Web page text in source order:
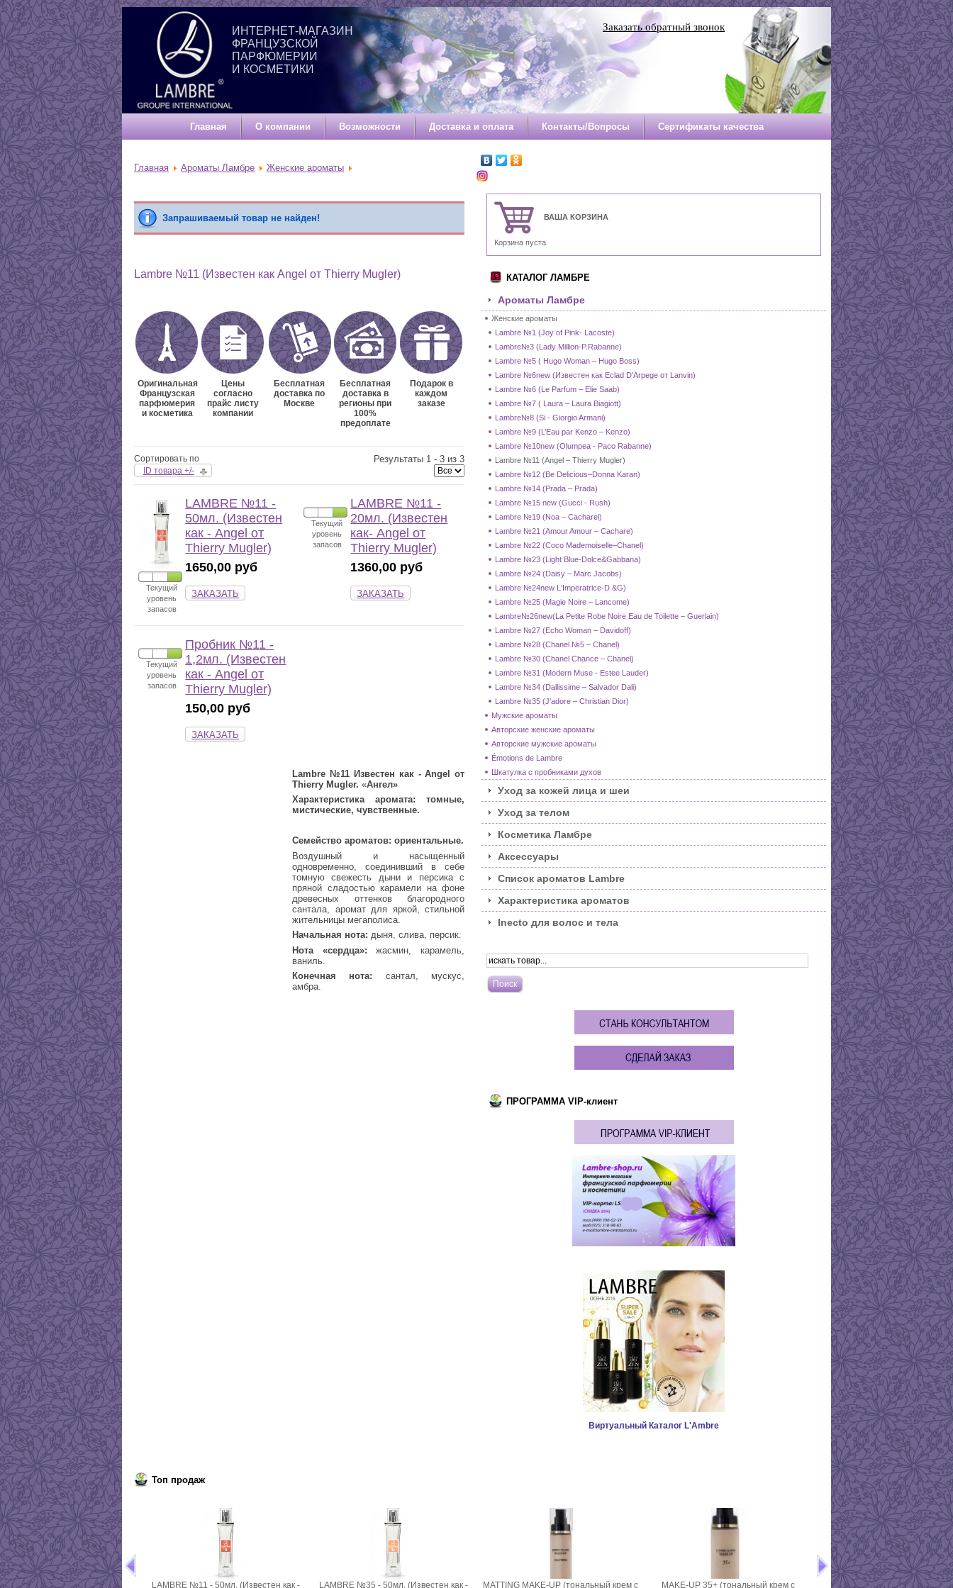
ИНТЕРНЕТ-МАГАЗИН
ФРАНЦУЗСКОЙ
ПАРФЮМЕРИИ
И КОСМЕТИКИ
Заказать обратный звонок
Главная О компании Возможности Доставка и оплата Контакты/Вопросы Сертификаты качества
Главная Ароматы Ламбре Женские ароматы
Запрашиваемый товар не найден!
Lambre №11 (Известен как Angel от Thierry Mugler)
Оригинальная
Французская
парфюмерия
и косметика
Цены
согласно
прайс листу
компании
Бесплатная
доставка по
Москве
Бесплатная
доставка в
регионы при
100%
предоплате
Подарок в
каждом
заказе
Сортировать по
ID товара +/-
Результаты 1 - 3 из 3
Текущий
уровень
запасов
LAMBRE №11 -
50мл. (Известен
как - Angel от
Thierry Mugler)
1650,00 руб
ЗАКАЗАТЬ
Текущий
уровень
запасов
LAMBRE №11 -
20мл. (Известен
как- Angel от
Thierry Mugler)
1360,00 руб
ЗАКАЗАТЬ
Текущий
уровень
запасов
Пробник №11 -
1,2мл. (Известен
как - Angel от
Thierry Mugler)
150,00 руб
ЗАКАЗАТЬ
Lambre №11 Известен как - Angel от
Thierry Mugler. «Ангел»
Характеристика аромата: томные,
мистические, чувственные.
Семейство ароматов: ориентальные.
Воздушный и насыщенный
одновременно, соединивший в себе
томную свежесть дыни и персика с
пряной сладостью карамели на фоне
древесных оттенков благородного
сантала, аромат для яркой, стильной
жительницы мегаполиса.
Начальная нота: дыня, слива, персик.
Нота «сердца»: жасмин, карамель,
ваниль.
Конечная нота: сантал, мускус,
амбра.
ВАША КОРЗИНА
Корзина пуста
КАТАЛОГ ЛАМБРЕ
Ароматы Ламбре
Женские ароматы
Lambre №1 (Joy of Pink- Lacoste)
Lambre№3 (Lady Million-P.Rabanne)
Lambre №5 ( Hugo Woman – Hugo Boss)
Lambre №6new (Известен как Eclad D'Arpege от Lanvin)
Lambre №6 (Le Parfum – Elie Saab)
Lambre №7 ( Laura – Laura Biagiott)
Lambre№8 (Si - Giorgio Armani)
Lambre №9 (L’Eau par Kenzo – Kenzo)
Lambre №10new (Olumpea - Paco Rabanne)
Lambre №11 (Angel – Thierry Mugler)
Lambre №12 (Be Delicious–Donna Karan)
Lambre №14 (Prada – Prada)
Lambre №15 new (Gucci - Rush)
Lambre №19 (Noa – Cacharel)
Lambre №21 (Amour Amour – Cachare)
Lambre №22 (Coco Mademoiselle–Chanel)
Lambre №23 (Light Blue-Dolce&Gabbana)
Lambre №24 (Daisy – Marc Jacobs)
Lambre №24new L'Imperatrice-D &G)
Lambre №25 (Magie Noire – Lancome)
Lambre№26new(La Petite Robe Noire Eau de Toilette – Guerlain)
Lambre №27 (Echo Woman – Davidoff)
Lambre №28 (Chanel №5 – Chanel)
Lambre №30 (Chanel Chance – Chanel)
Lambre №31 (Modern Muse - Estee Lauder)
Lambre №34 (Dallissime – Salvador Dali)
Lambre №35 (J’adore – Christian Dior)
Мужские ароматы
Авторские женские ароматы
Авторские мужские ароматы
Émotions de Lambre
Шкатулка с пробниками духов
Уход за кожей лица и шеи
Уход за телом
Косметика Ламбре
Аксессуары
Список ароматов Lambre
Характеристика ароматов
Inecto для волос и тела
ПРОГРАММА VIP-клиент
Виртуальный Каталог L'Ambre
Топ продаж
LAMBRE №11 - 50мл. (Известен как - LAMBRE №35 - 50мл. (Известен как - MATTING MAKE-UP (тональный крем с MAKE-UP 35+ (тональный крем с Тушь ART OF VOLUME -